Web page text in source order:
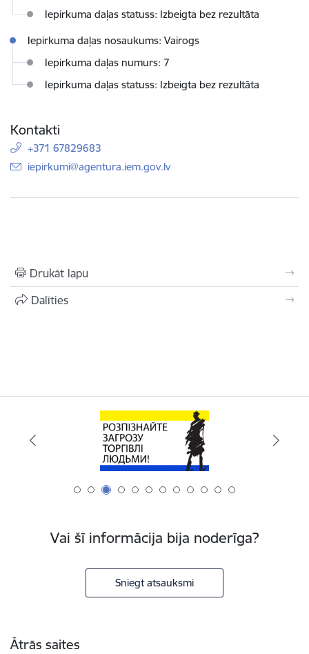
Iepirkuma daļas statuss: Izbeigta bez rezultāta
Iepirkuma daļas nosaukums: Vairogs
Iepirkuma daļas numurs: 7
Iepirkuma daļas statuss: Izbeigta bez rezultāta
Kontakti
+371 67829683
E-pasts:
iepirkumi@agentura.iem.gov.lv
Drukāt lapu
Dalīties
Vai šī informācija bija noderīga?
Sniegt atsauksmi
Ātrās saites